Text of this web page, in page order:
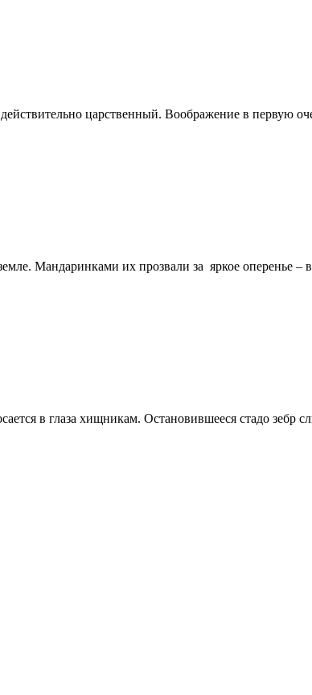
царственный. Воображение в первую
Мандаринками их прозвали за яркое
в глаза хищникам. Остановившееся стадо зебр